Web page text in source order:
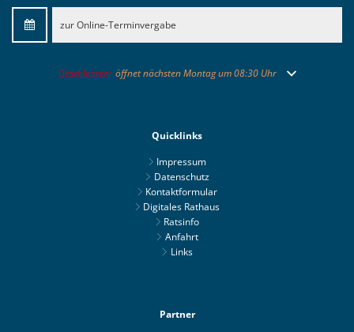
zur Online-Terminvergabe
Klicken, um weitere Öffnungs- oder Schließzeiten auszublenden
Geschlossen: öffnet nächsten Montag um 08:30 Uhr
Quicklinks
Impressum
Datenschutz
Kontaktformular
Digitales Rathaus
Ratsinfo
Anfahrt
Links
Partner